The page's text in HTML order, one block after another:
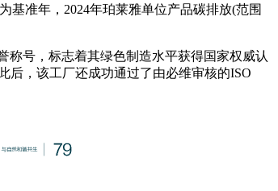
基准年，2024年珀莱雅单位产品碳排放(范围
称号，标志着其绿色制造水平获得国家权威认
后，该工厂还成功通过了由必维审核的ISO